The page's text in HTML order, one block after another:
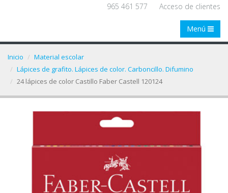
965 461 577 Acceso de clientes
Menú
Inicio
Material escolar
Lápices de grafito. Lápices de color. Carboncillo. Difumino
24 lápices de color Castillo Faber Castell 120124